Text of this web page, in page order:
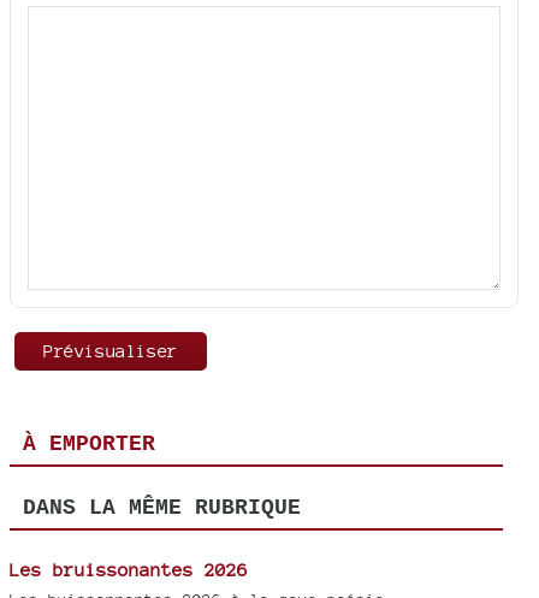
À EMPORTER
DANS LA MÊME RUBRIQUE
Les bruissonantes 2026